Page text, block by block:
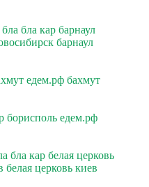
бла кар барнаул
барнаул
едем.рф бахмут
борисполь едем.рф
бла кар белая церковь
белая церковь киев